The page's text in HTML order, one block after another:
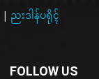
| ညးဒါန်ပရိုၚ်
FOLLOW US